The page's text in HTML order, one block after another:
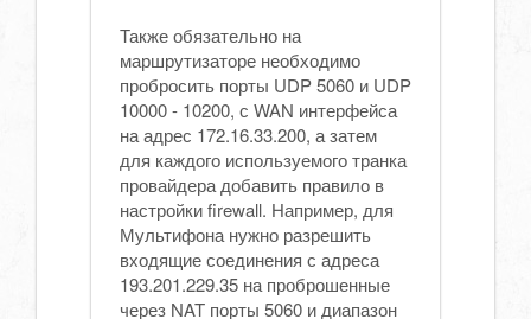
Также обязательно на
маршрутизаторе необходимо
пробросить порты UDP 5060 и UDP
10000 - 10200, с WAN интерфейса
на адрес 172.16.33.200, а затем
для каждого используемого транка
провайдера добавить правило в
настройки firewall. Например, для
Мультифона нужно разрешить
входящие соединения с адреса
193.201.229.35 на проброшенные
через NAT порты 5060 и диапазон